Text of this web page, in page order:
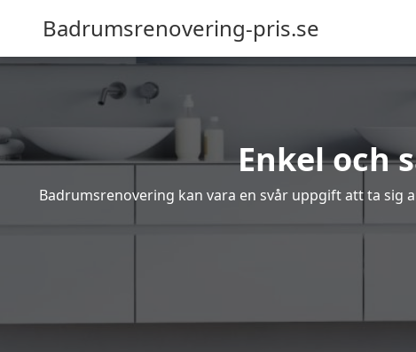
Badrumsrenovering-pris.se
Enkel och
Badrumsrenovering kan vara en svår uppgift att ta sig